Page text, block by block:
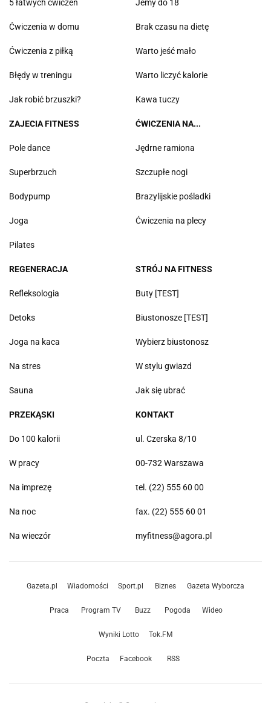
5 łatwych ćwiczeń
Ćwiczenia w domu
Ćwiczenia z piłką
Błędy w treningu
Jak robić brzuszki?
Jemy do 18
Brak czasu na dietę
Warto jeść mało
Warto liczyć kalorie
Kawa tuczy
ZAJECIA FITNESS
Pole dance
Superbrzuch
Bodypump
Joga
Pilates
ĆWICZENIA NA...
Jędrne ramiona
Szczupłe nogi
Brazylijskie pośladki
Ćwiczenia na plecy
REGENERACJA
Refleksologia
Detoks
Joga na kaca
Na stres
Sauna
STRÓJ NA FITNESS
Buty [TEST]
Biustonosze [TEST]
Wybierz biustonosz
W stylu gwiazd
Jak się ubrać
PRZEKĄSKI
Do 100 kalorii
W pracy
Na imprezę
Na noc
Na wieczór
KONTAKT
ul. Czerska 8/10
00-732 Warszawa
tel. (22) 555 60 00
fax. (22) 555 60 01
myfitness@agora.pl
Gazeta.pl Wiadomości Sport.pl Biznes Gazeta Wyborcza
Praca Program TV Buzz Pogoda Wideo
Wyniki Lotto Tok.FM
Poczta Facebook RSS